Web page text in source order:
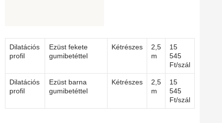
Dilatációs
profil
Ezüst fekete
gumibetéttel
Kétrészes
2,5
m
15
545
Ft/szál
Dilatációs
profil
Ezüst barna
gumibetéttel
Kétrészes
2,5
m
15
545
Ft/szál